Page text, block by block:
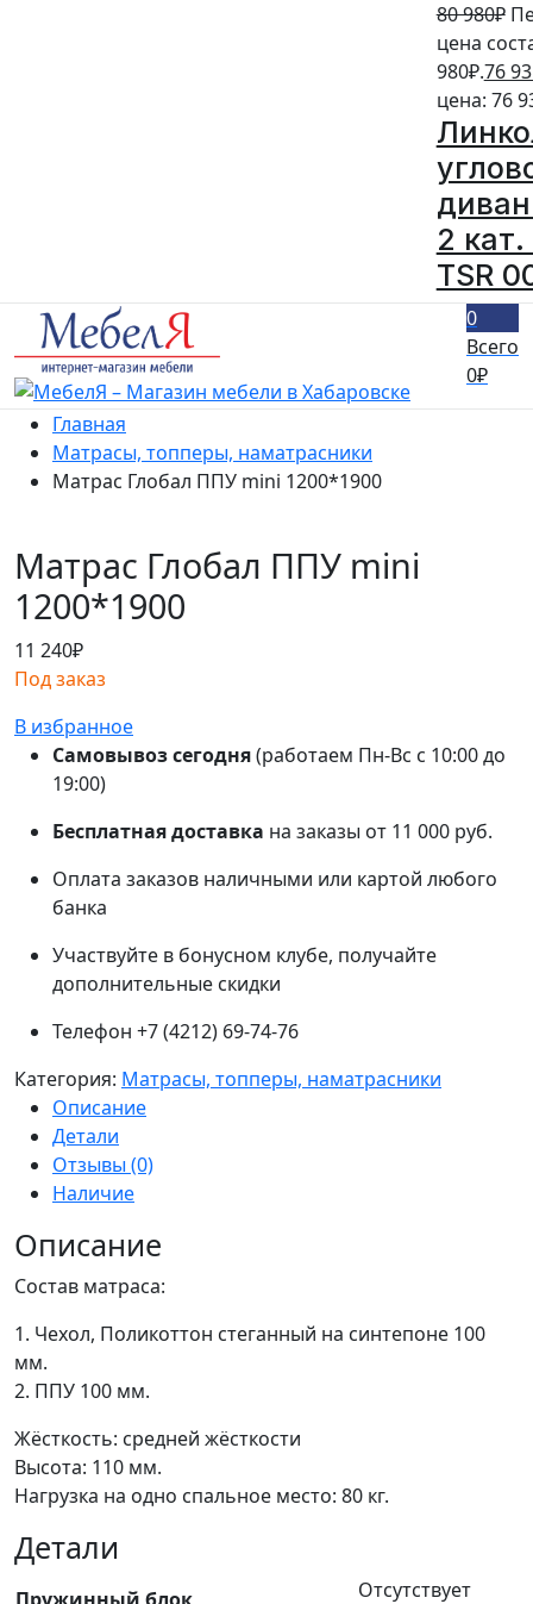
80 980₽
цена
980₽.76
цена: 76
2
TSR
0
Всего
0₽
Главная
Матрасы, топперы, наматрасники
Матрас Глобал ППУ mini 1200*1900
Матрас Глобал ППУ mini
1200*1900
11 240₽
Под заказ
В избранное
Самовывоз сегодня(работаем Пн-Вс с 10:00 до
19:00)
Бесплатная доставка на заказы от 11 000 руб.
Оплата заказов наличными или картой любого
банка
Участвуйте в бонусном клубе, получайте
дополнительные скидки
Телефон +7 (4212) 69-74-76
Категория: Матрасы, топперы, наматрасники
Описание
Детали
Отзывы (0)
Наличие
Описание
Состав матраса:
1. Чехол, Поликоттон стеганный на синтепоне 100
мм.
2. ППУ 100 мм.
Жёсткость: средней жёсткости
Высота: 110 мм.
Нагрузка на одно спальное место: 80 кг.
Детали
Отсутствует